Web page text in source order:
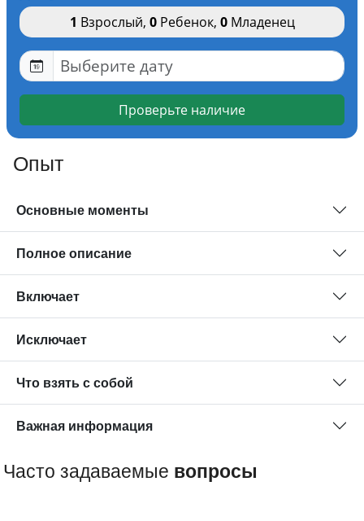
1 Взрослый, 0Ребенок, 0Младенец
Проверьте наличие
Опыт
Основные моменты
Полное описание
Включает
Исключает
Что взять с собой
Важная информация
Часто задаваемые вопросы